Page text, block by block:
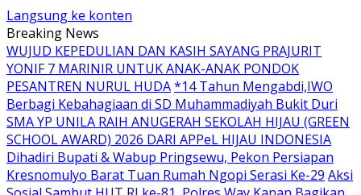
Langsung ke konten
Breaking News
WUJUD KEPEDULIAN DAN KASIH SAYANG PRAJURIT
YONIF 7 MARINIR UNTUK ANAK-ANAK PONDOK
PESANTREN NURUL HUDA*14 Tahun Mengabdi,IWO
Berbagi Kebahagiaan di SD Muhammadiyah Bukit Duri
SMA YP UNILA RAIH ANUGERAH SEKOLAH HIJAU (GREEN
SCHOOL AWARD) 2026 DARI APPeL HIJAU INDONESIA
Dihadiri Bupati & Wabup Pringsewu, Pekon Persiapan
Kresnomulyo Barat Tuan Rumah Ngopi Serasi Ke-29 Aksi